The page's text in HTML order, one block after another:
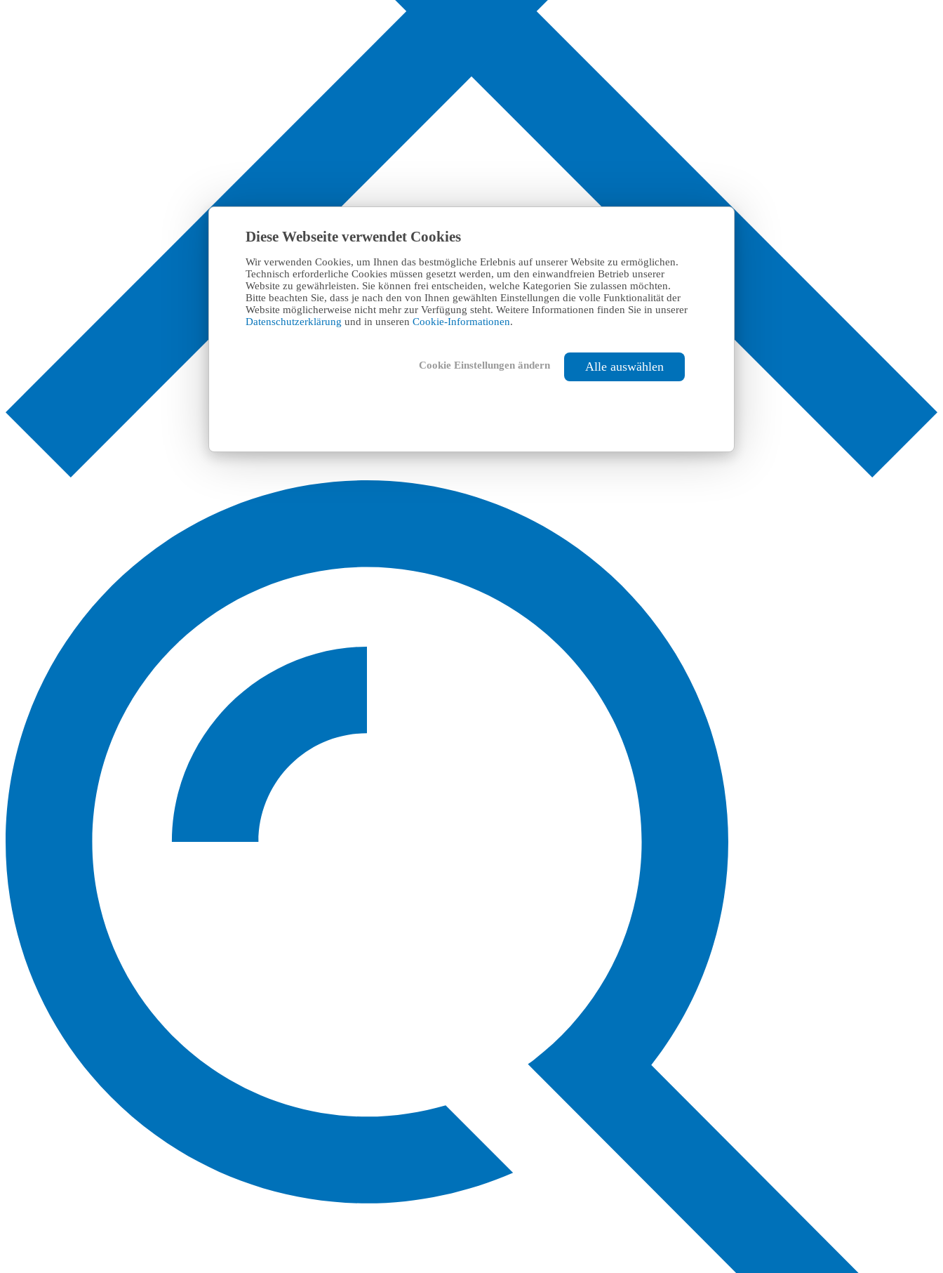
Diese Webseite verwendet Cookies
Wir verwenden Cookies, um Ihnen das bestmögliche Erlebnis auf unserer Website zu ermöglichen.
Technisch erforderliche Cookies müssen gesetzt werden, um den einwandfreien Betrieb unserer
Website zu gewährleisten. Sie können frei entscheiden, welche Kategorien Sie zulassen möchten.
Bitte beachten Sie, dass je nach den von Ihnen gewählten Einstellungen die volle Funktionalität der
Website möglicherweise nicht mehr zur Verfügung steht. Weitere Informationen finden Sie in unserer
Datenschutzerklärung und in unseren Cookie-Informationen.
Cookie Einstellungen ändern Alle auswählen